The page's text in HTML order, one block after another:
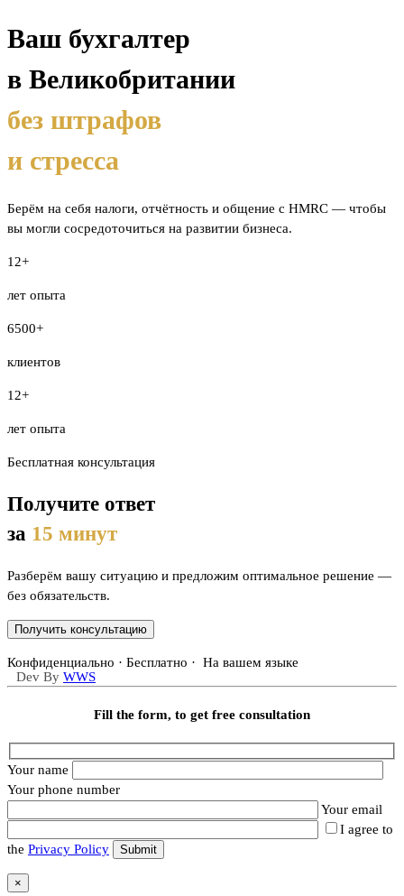
Ваш бухгалтер
в Великобритании
без штрафов
и стресса
Берём на себя налоги, отчётность и общение с HMRC — чтобы
вы могли сосредоточиться на развитии бизнеса.
12+
лет опыта
6500+
клиентов
12+
лет опыта
Бесплатная консультация
Получите ответ
за 15 минут
Разберём вашу ситуацию и предложим оптимальное решение —
без обязательств.
Получить консультацию
Конфиденциально · Бесплатно · На вашем языке
Dev By WWS
Fill the form, to get free consultation
Your name
Your phone number
Your email
I agree to
the Privacy Policy
×